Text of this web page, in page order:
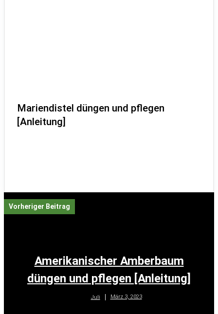
Mariendistel düngen und pflegen
[Anleitung]
Vorheriger Beitrag
Amerikanischer Amberbaum
düngen und pflegen [Anleitung]
Juli März 3, 2023